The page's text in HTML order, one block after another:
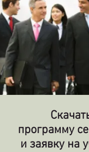
программу
и заявку на